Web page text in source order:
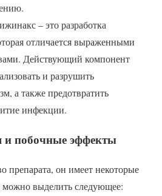
– это разработка
отличается выраженными
Действующий компонент
и разрушить
а также предотвратить
инфекции.
и побочные эффекты
препарата, он имеет некоторые
можно выделить следующее: